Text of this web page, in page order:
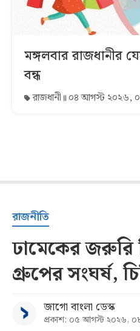
মঙ্গলবার রাজধানীর
বন্ধ
রাজধানী ০৪ আগস্ট ২০২৬,
রাজনীতি
ঢামেকের জরুরি
গ্রুপের সংঘর্ষ,
জাগো বাংলা ডেস্ক
প্রকাশ: ০৫ আগস্ট ২০২৬,